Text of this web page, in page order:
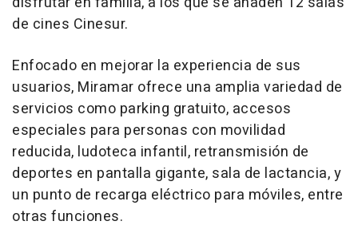
de cines Cinesur.
Enfocado en mejorar la experiencia de sus
usuarios, Miramar ofrece una amplia variedad de
servicios como parking gratuito, accesos
especiales para personas con movilidad
reducida, ludoteca infantil, retransmisión de
deportes en pantalla gigante, sala de lactancia, y
un punto de recarga eléctrico para móviles, entre
otras funciones.